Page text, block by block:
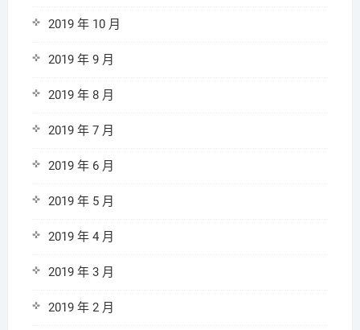
2019 年 10 月
2019 年 9 月
2019 年 8 月
2019 年 7 月
2019 年 6 月
2019 年 5 月
2019 年 4 月
2019 年 3 月
2019 年 2 月